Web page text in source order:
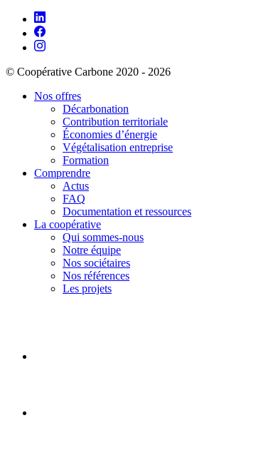
© Coopérative Carbone 2020 - 2026
Nos offres
Décarbonation
Contribution territoriale
Économies d’énergie
Végétalisation entreprise
Formation
Comprendre
Actus
FAQ
Documentation et ressources
La coopérative
Qui sommes-nous
Notre équipe
Nos sociétaires
Nos références
Les projets